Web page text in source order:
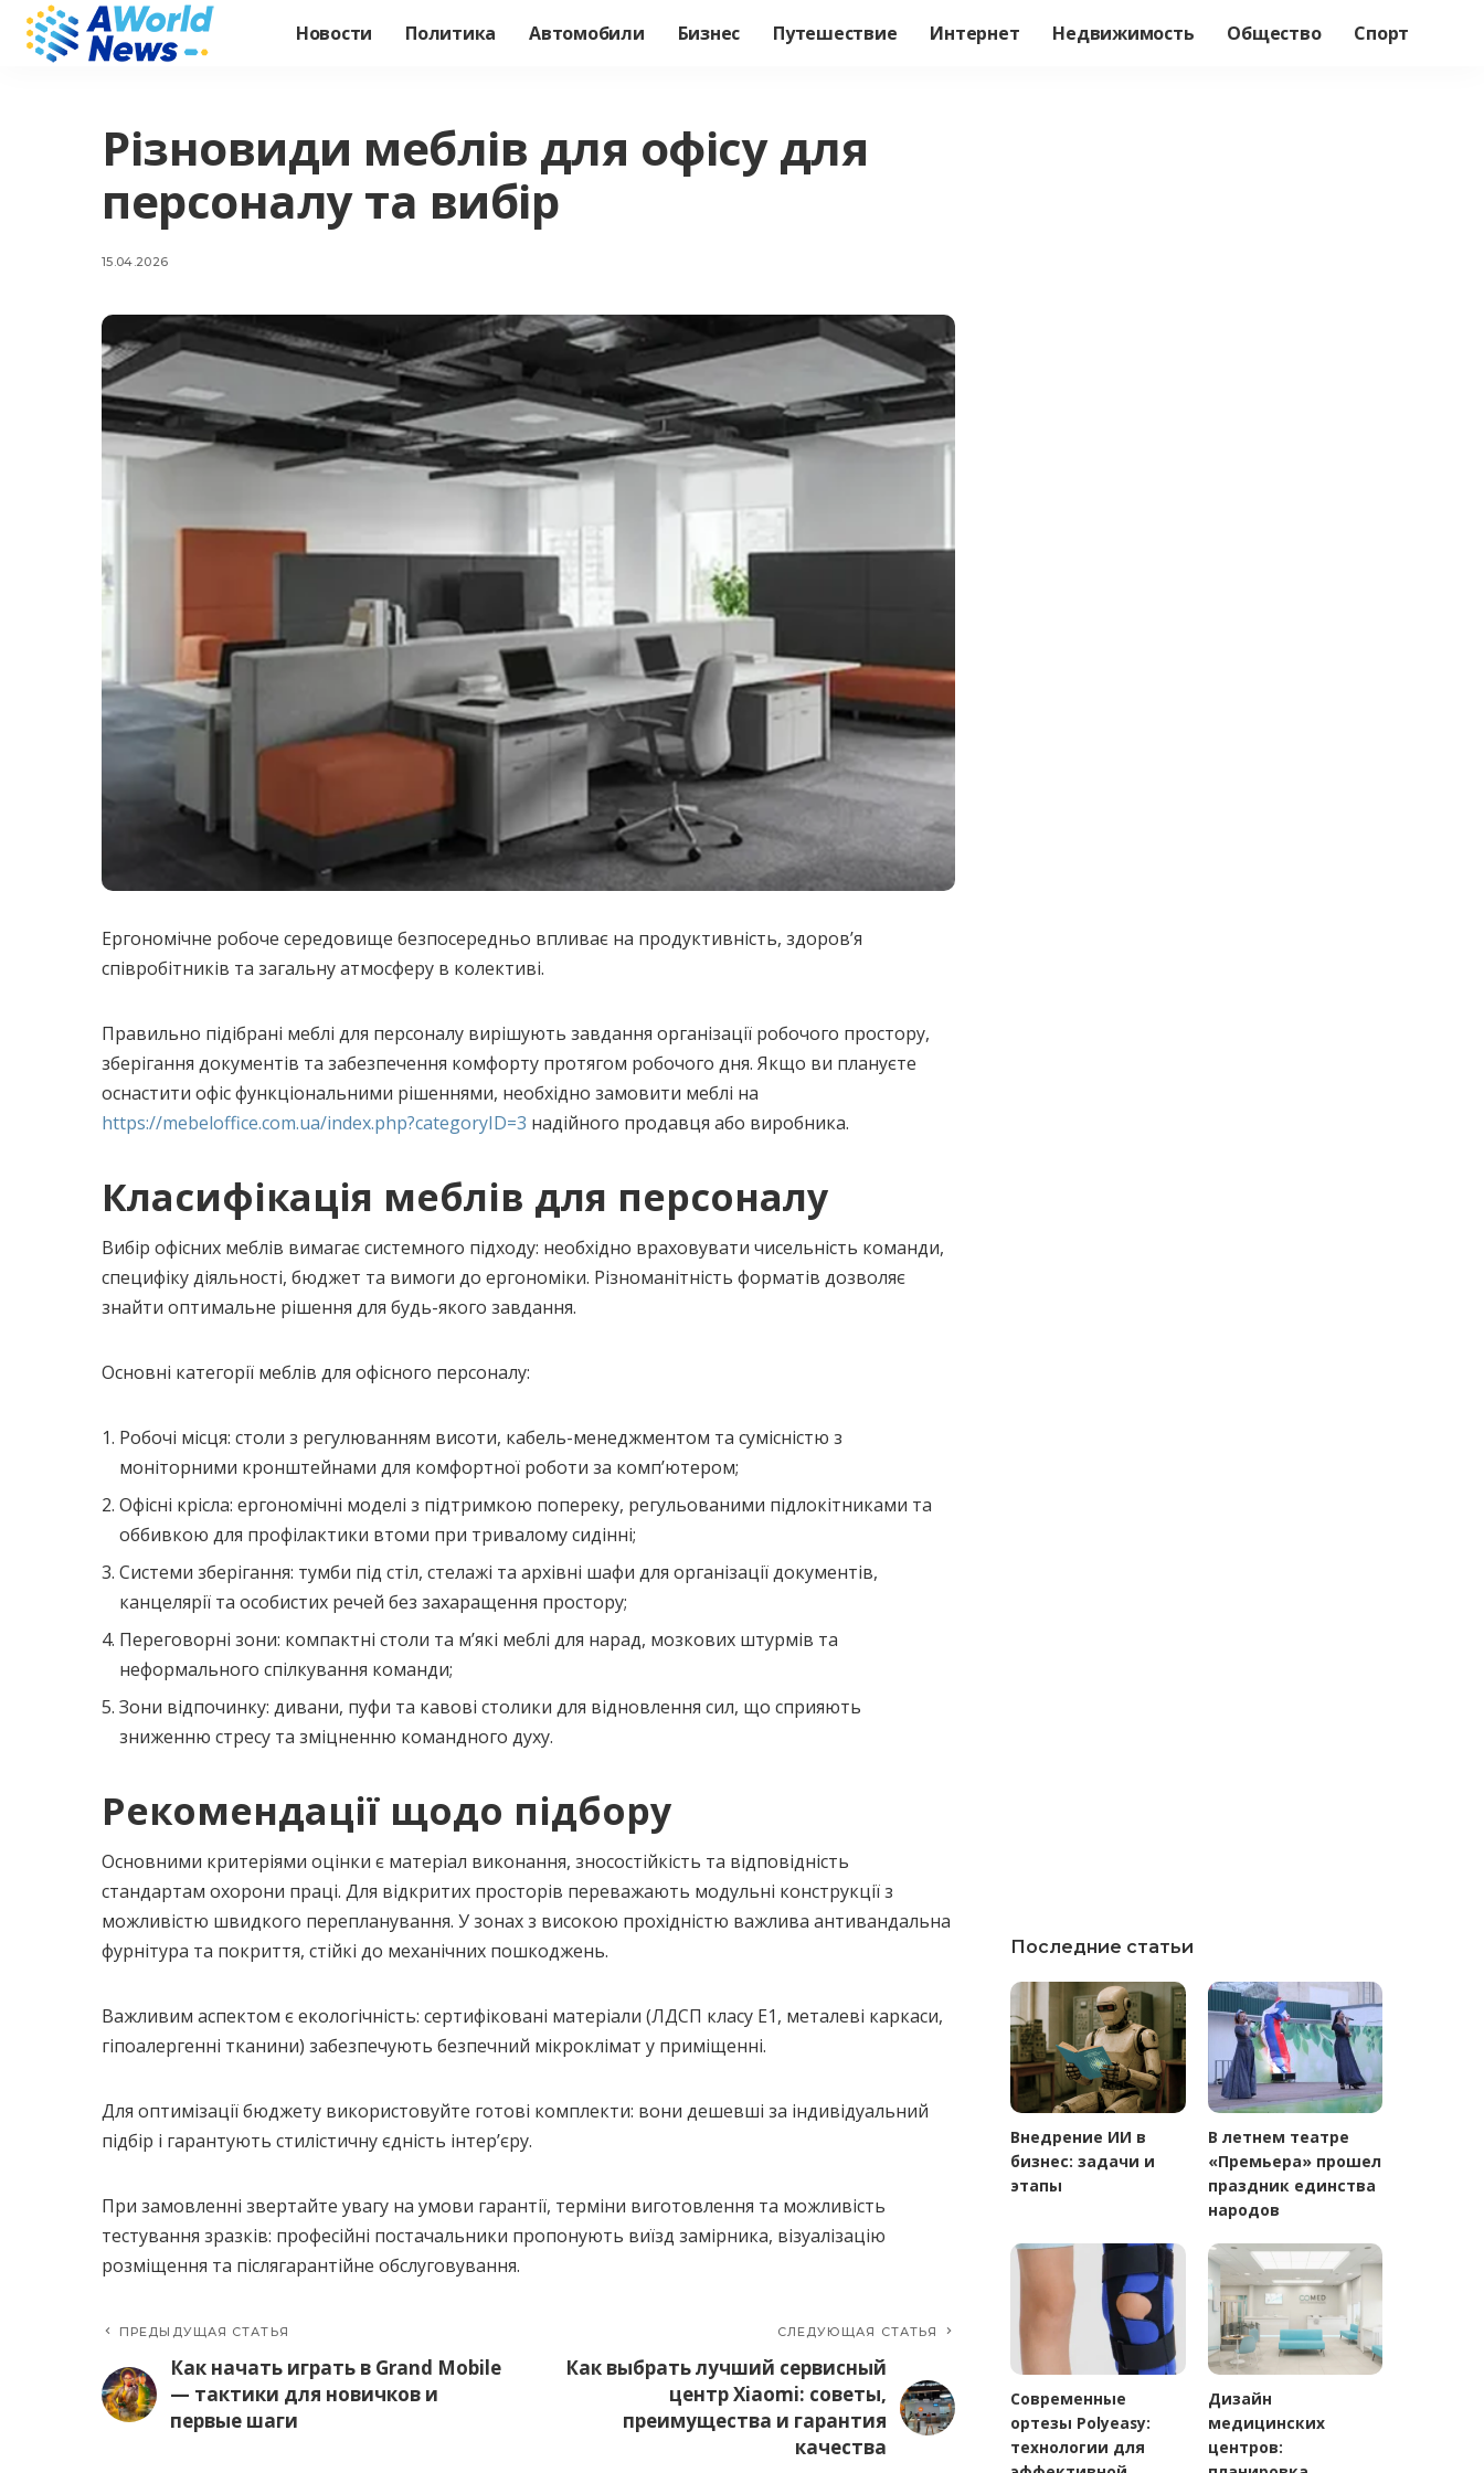
Новости Политика Автомобили Бизнес Путешествие Интернет Недвижимость Общество Спорт
Різновиди меблів для офісу для
персоналу та вибір
15.04.2026
Ергономічне робоче середовище безпосередньо впливає на продуктивність, здоров’я
співробітників та загальну атмосферу в колективі.
Правильно підібрані меблі для персоналу вирішують завдання організації робочого простору,
зберігання документів та забезпечення комфорту протягом робочого дня. Якщо ви плануєте
оснастити офіс функціональними рішеннями, необхідно замовити меблі на
https://mebeloffice.com.ua/index.php?categoryID=3 надійного продавця або виробника.
Класифікація меблів для персоналу
Вибір офісних меблів вимагає системного підходу: необхідно враховувати чисельність команди,
специфіку діяльності, бюджет та вимоги до ергономіки. Різноманітність форматів дозволяє
знайти оптимальне рішення для будь-якого завдання.
Основні категорії меблів для офісного персоналу:
Робочі місця: столи з регулюванням висоти, кабель-менеджментом та сумісністю з
моніторними кронштейнами для комфортної роботи за комп’ютером;
Офісні крісла: ергономічні моделі з підтримкою попереку, регульованими підлокітниками та
оббивкою для профілактики втоми при тривалому сидінні;
Системи зберігання: тумби під стіл, стелажі та архівні шафи для організації документів,
канцелярії та особистих речей без захаращення простору;
Переговорні зони: компактні столи та м’які меблі для нарад, мозкових штурмів та
неформального спілкування команди;
Зони відпочинку: дивани, пуфи та кавові столики для відновлення сил, що сприяють
зниженню стресу та зміцненню командного духу.
Рекомендації щодо підбору
Основними критеріями оцінки є матеріал виконання, зносостійкість та відповідність
стандартам охорони праці. Для відкритих просторів переважають модульні конструкції з
можливістю швидкого перепланування. У зонах з високою прохідністю важлива антивандальна
фурнітура та покриття, стійкі до механічних пошкоджень.
Важливим аспектом є екологічність: сертифіковані матеріали (ЛДСП класу E1, металеві каркаси,
гіпоалергенні тканини) забезпечують безпечний мікроклімат у приміщенні.
Для оптимізації бюджету використовуйте готові комплекти: вони дешевші за індивідуальний
підбір і гарантують стилістичну єдність інтер’єру.
При замовленні звертайте увагу на умови гарантії, терміни виготовлення та можливість
тестування зразків: професійні постачальники пропонують виїзд замірника, візуалізацію
розміщення та післягарантійне обслуговування.
ПРЕДЫДУЩАЯ СТАТЬЯ
Как начать играть в Grand Mobile
— тактики для новичков и
первые шаги
СЛЕДУЮЩАЯ СТАТЬЯ
Как выбрать лучший сервисный
центр Xiaomi: советы,
преимущества и гарантия
качества
Последние статьи
Внедрение ИИ в
бизнес: задачи и
этапы
В летнем театре
«Премьера» прошел
праздник единства
народов
Современные
ортезы Polyeasy:
технологии для
Дизайн
медицинских
центров: